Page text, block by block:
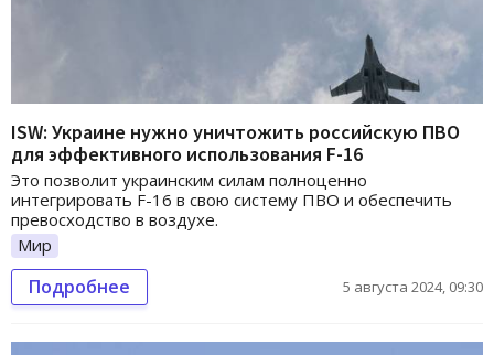
ISW: Украине нужно уничтожить российскую ПВО
для эффективного использования F-16
Это позволит украинским силам полноценно
интегрировать F-16 в свою систему ПВО и обеспечить
превосходство в воздухе.
Мир
Подробнее 5 августа 2024, 09:30